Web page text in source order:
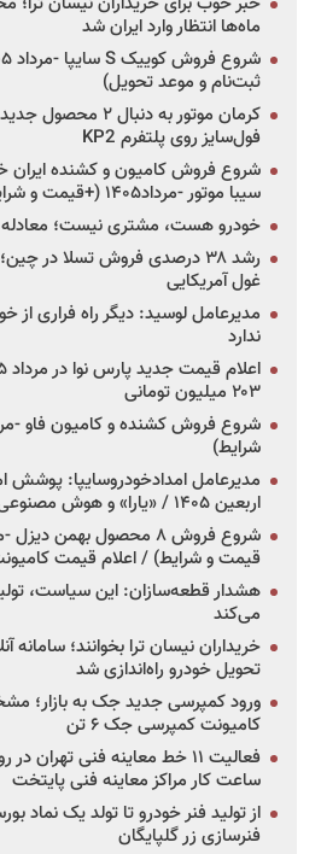
ماه‌ها انتظار وارد ایران شد
ثبت‌نام و موعد تحویل)
فول‌سایز روی پلتفرم KP2
شروع فروش کامیون و کشنده ایران
سیبا موتور -مرداد۱۴۰۵ (+قیمت و شرایط)
خودرو هست، مشتری نیست؛ معادله
رشد ۳۸ درصدی فروش تسلا در
غول آمریکایی
مدیرعامل لوسید: دیگر راه فراری از
ندارد
۲۰۳ میلیون تومانی
شرایط)
اربعین ۱۴۰۵ / «یارا» و هوش مصنوعی به خدمت زائران آمد
قیمت و شرایط) / اعلام قیمت کامیونت فورس
هشدار قطعه‌سازان: این سیاست،
می‌کند
خریداران نیسان ترا بخوانند؛ سامانه
تحویل خودرو راه‌اندازی شد
ورود کمپرسی جدید جک به بازار؛
کامیونت کمپرسی جک ۶ تن
فعالیت ۱۱ خط معاینه فنی
ساعت کار مراکز معاینه فنی پایتخت
از تولید فنر خودرو تا تولد یک نماد
فنرسازی زر گلپایگان